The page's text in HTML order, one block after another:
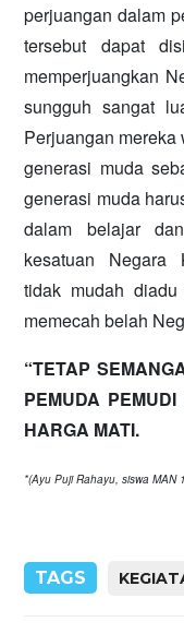
perjuangan dalam
tersebut dapat
memperjuangkan
sungguh sangat
Perjuangan
generasi muda
generasi muda
dalam belajar
kesatuan Negara
tidak mudah
memecah belah
“TETAP
PEMUDA PEMUDI
HARGA MATI.
*(Ayu Puji Rahayu, siswa
TAGS